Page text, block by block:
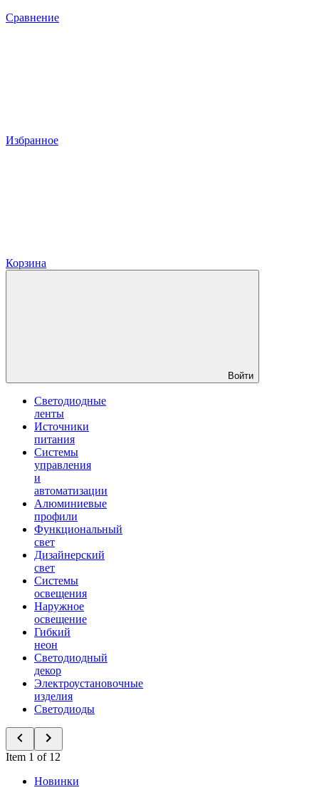
Сравнение
Избранное
Корзина
Войти
Светодиодные
ленты
Источники
питания
Системы
управления
и
автоматизации
Алюминиевые
профили
Функциональный
свет
Дизайнерский
свет
Системы
освещения
Наружное
освещение
Гибкий
неон
Светодиодный
декор
Электроустановочные
изделия
Светодиоды
Item 1 of 12
Новинки